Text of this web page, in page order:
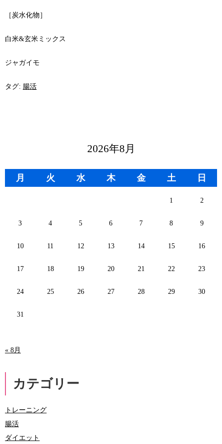
［炭水化物］
白米&玄米ミックス
ジャガイモ
タグ: 腸活
2026年8月
月 火 水 木 金 土 日
1 2
3 4 5 6 7 8 9
10 11 12 13 14 15 16
17 18 19 20 21 22 23
24 25 26 27 28 29 30
31
« 8月
カテゴリー
トレーニング
腸活
ダイエット